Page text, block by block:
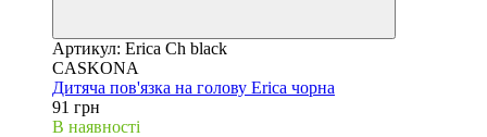
Артикул: Erica Ch black
CASKONA
Дитяча пов'язка на голову Erica чорна
91 грн
В наявності